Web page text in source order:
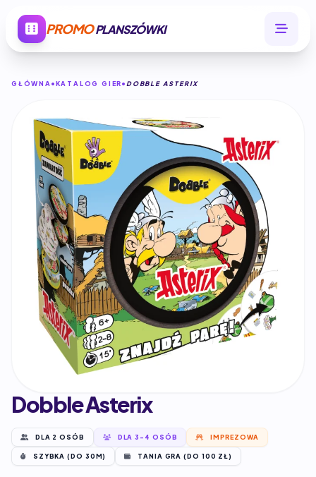
PROMOPLANSZÓWKI
GŁÓWNA KATALOG GIER DOBBLE ASTERIX
Dobble Asterix
DLA 2 OSÓB DLA 3-4 OSÓB IMPREZOWA
SZYBKA (DO 30M) TANIA GRA (DO 100 ZŁ)